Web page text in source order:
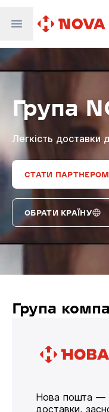
Nova Global
Nova Digital
Supernova Airlines
Група
Легкість доставки
СТАТИ ПАРТНЕРОМ
ОБРАТИ КРАЇНУ
Група
Нова пошта —
доставки,